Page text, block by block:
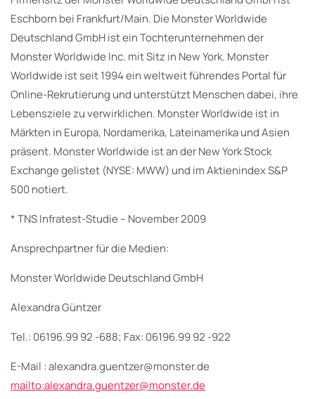
Eschborn bei Frankfurt/Main. Die Monster Worldwide
Deutschland GmbH ist ein Tochterunternehmen der
Monster Worldwide Inc. mit Sitz in New York. Monster
Worldwide ist seit 1994 ein weltweit führendes Portal für
Online-Rekrutierung und unterstützt Menschen dabei, ihre
Lebensziele zu verwirklichen. Monster Worldwide ist in
Märkten in Europa, Nordamerika, Lateinamerika und Asien
präsent. Monster Worldwide ist an der New York Stock
Exchange gelistet (NYSE: MWW) und im Aktienindex S&P
500 notiert.
* TNS Infratest-Studie – November 2009
Ansprechpartner für die Medien:
Monster Worldwide Deutschland GmbH
Alexandra Güntzer
Tel.: 06196.99 92 -688; Fax: 06196.99 92 -922
E-Mail : alexandra.guentzer@monster.de
mailto:alexandra.guentzer@monster.de